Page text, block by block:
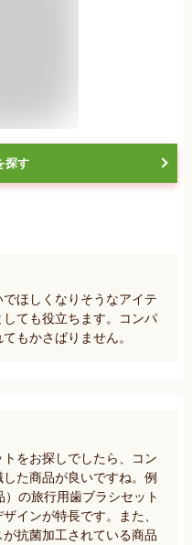
探す
ほしくなりそうなアイテ
ても役立ちます。コンパ
もかさばりません。
をお探しでしたら、コン
た商品が良いですね。例
の旅行用歯ブラシセット
インが特長です。また、
抗菌加工されている商品